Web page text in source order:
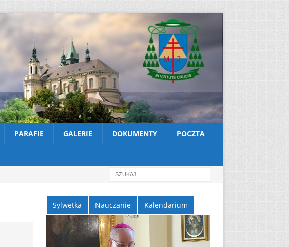
PARAFIE GALERIE DOKUMENTY POCZTA
Sylwetka Nauczanie Kalendarium